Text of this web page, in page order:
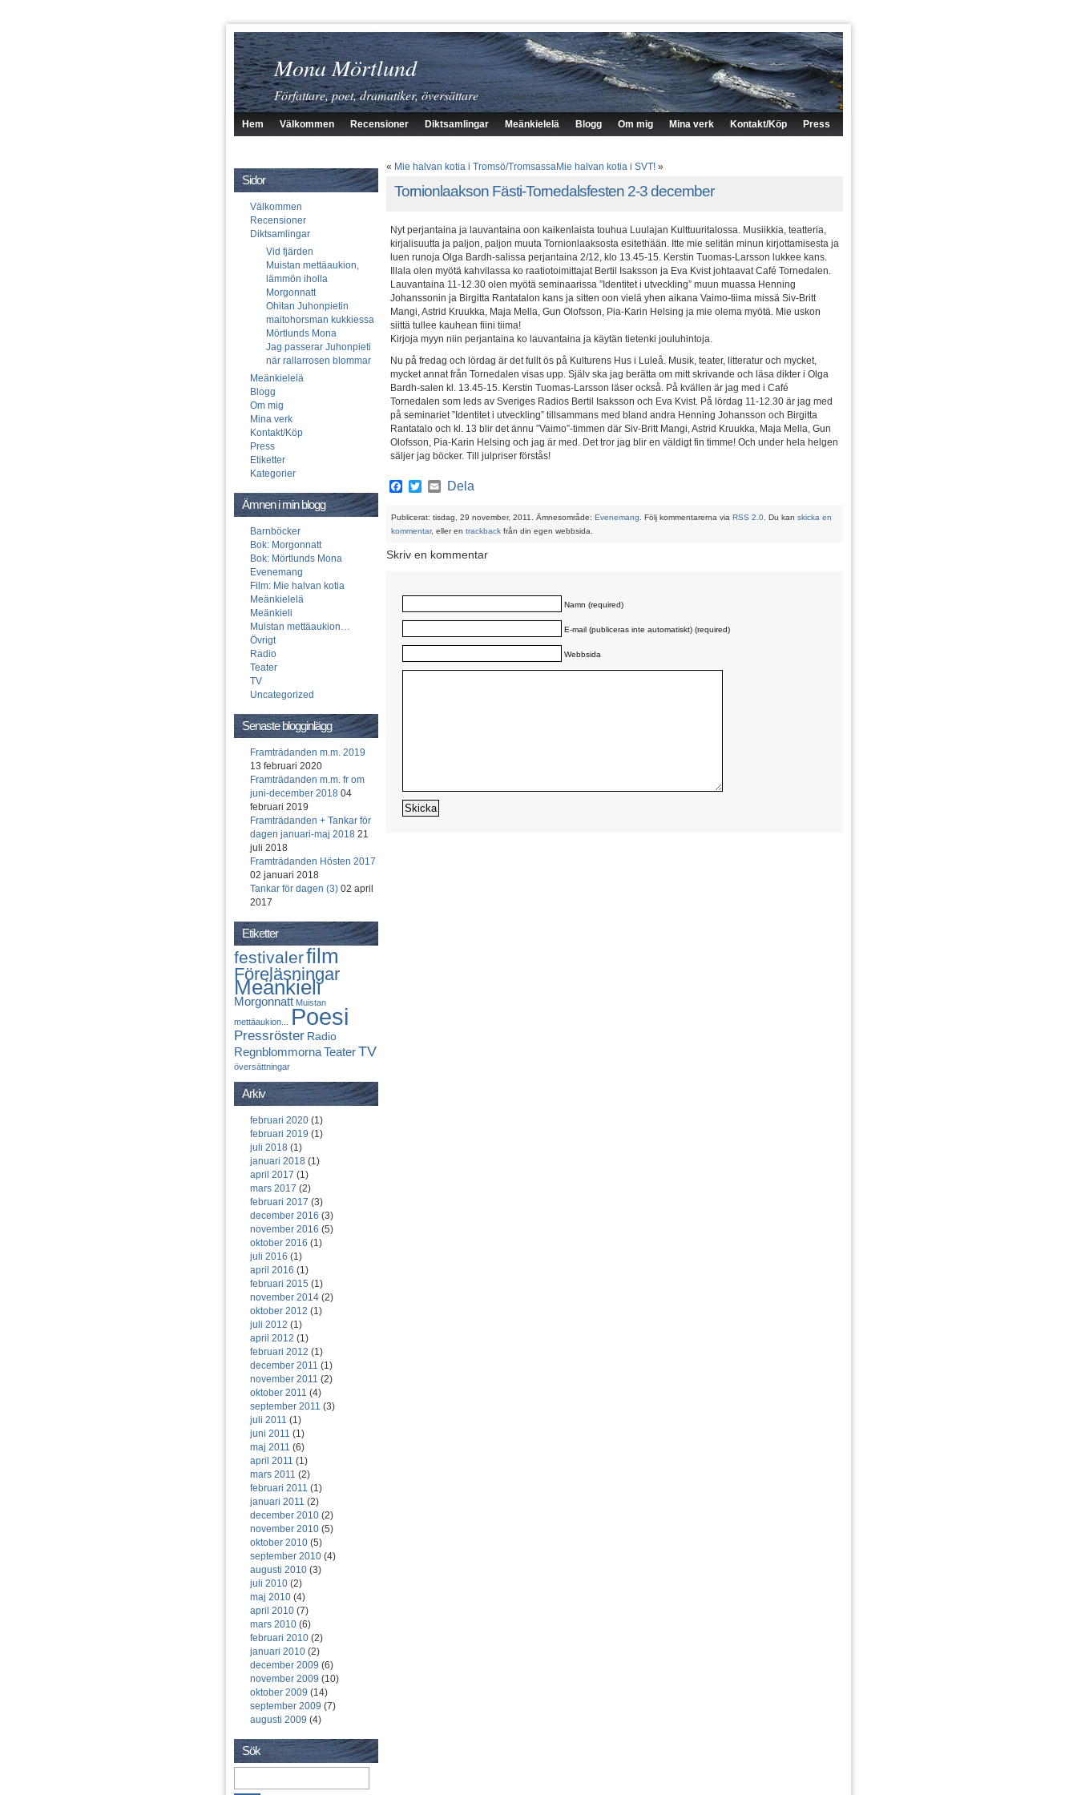
Mona Mörtlund
Författare, poet, dramatiker, översättare
Hem Välkommen Recensioner Diktsamlingar Meänkielelä Blogg Om mig Mina verk Kontakt/Köp Press
« Mie halvan kotia i Tromsö/TromsassaMie halvan kotia i SVT! »
Tornionlaakson Fästi-Tornedalsfesten 2-3 december
Nyt perjantaina ja lauvantaina oon kaikenlaista touhua Luulajan Kulttuuritalossa. Musiikkia, teatteria,
kirjalisuutta ja paljon, paljon muuta Tornionlaaksosta esitethään. Itte mie selitän minun kirjottamisesta ja
luen runoja Olga Bardh-salissa perjantaina 2/12, klo 13.45-15. Kerstin Tuomas-Larsson lukkee kans.
Illala olen myötä kahvilassa ko raatiotoimittajat Bertil Isaksson ja Eva Kvist johtaavat Café Tornedalen.
Lauvantaina 11-12.30 olen myötä seminaarissa ”Identitet i utveckling” muun muassa Henning
Johanssonin ja Birgitta Rantatalon kans ja sitten oon vielä yhen aikana Vaimo-tiima missä Siv-Britt
Mangi, Astrid Kruukka, Maja Mella, Gun Olofsson, Pia-Karin Helsing ja mie olema myötä. Mie uskon
siittä tullee kauhean fiini tiima!
Kirjoja myyn niin perjantaina ko lauvantaina ja käytän tietenki jouluhintoja.
Nu på fredag och lördag är det fullt ös på Kulturens Hus i Luleå. Musik, teater, litteratur och mycket,
mycket annat från Tornedalen visas upp. Själv ska jag berätta om mitt skrivande och läsa dikter i Olga
Bardh-salen kl. 13.45-15. Kerstin Tuomas-Larsson läser också. På kvällen är jag med i Café
Tornedalen som leds av Sveriges Radios Bertil Isaksson och Eva Kvist. På lördag 11-12.30 är jag med
på seminariet ”Identitet i utveckling” tillsammans med bland andra Henning Johansson och Birgitta
Rantatalo och kl. 13 blir det ännu ”Vaimo”-timmen där Siv-Britt Mangi, Astrid Kruukka, Maja Mella, Gun
Olofsson, Pia-Karin Helsing och jag är med. Det tror jag blir en väldigt fin timme! Och under hela helgen
säljer jag böcker. Till julpriser förstås!
Facebook
TwitterEmail
Dela
Publicerat: tisdag, 29 november, 2011. Ämnesområde: Evenemang . Följ kommentarerna via RSS 2.0 . Du kan skicka en
kommentar, eller en trackback från din egen webbsida.
Skriv en kommentar
Namn (required)
E-mail (publiceras inte automatiskt) (required)
Webbsida
Sidor
Välkommen
Recensioner
Diktsamlingar
Vid fjärden
Muistan mettäaukion,
lämmön iholla
Morgonnatt
Ohitan Juhonpietin
maitohorsman kukkiessa
Mörtlunds Mona
Jag passerar Juhonpieti
när rallarrosen blommar
Meänkielelä
Blogg
Om mig
Mina verk
Kontakt/Köp
Press
Etiketter
Kategorier
Ämnen i min blogg
Barnböcker
Bok: Morgonnatt
Bok: Mörtlunds Mona
Evenemang
Film: Mie halvan kotia
Meänkielelä
Meänkieli
Muistan mettäaukion…
Övrigt
Radio
Teater
TV
Uncategorized
Senaste blogginlägg
Framträdanden m.m. 2019
13 februari 2020
Framträdanden m.m. fr om
juni-december 2018 04
februari 2019
Framträdanden + Tankar för
dagen januari-maj 2018 21
juli 2018
Framträdanden Hösten 2017
02 januari 2018
Tankar för dagen (3) 02 april
2017
Etiketter
festivalerfilm
Föreläsningar
Meänkieli
Morgonnatt Muistan
mettäaukion...
Poesi
Pressröster Radio
RegnblommornaTeaterTV
översättningar
Arkiv
februari 2020 (1)
februari 2019 (1)
juli 2018 (1)
januari 2018 (1)
april 2017 (1)
mars 2017 (2)
februari 2017 (3)
december 2016 (3)
november 2016 (5)
oktober 2016 (1)
juli 2016 (1)
april 2016 (1)
februari 2015 (1)
november 2014 (2)
oktober 2012 (1)
juli 2012 (1)
april 2012 (1)
februari 2012 (1)
december 2011 (1)
november 2011 (2)
oktober 2011 (4)
september 2011 (3)
juli 2011 (1)
juni 2011 (1)
maj 2011 (6)
april 2011 (1)
mars 2011 (2)
februari 2011 (1)
januari 2011 (2)
december 2010 (2)
november 2010 (5)
oktober 2010 (5)
september 2010 (4)
augusti 2010 (3)
juli 2010 (2)
maj 2010 (4)
april 2010 (7)
mars 2010 (6)
februari 2010 (2)
januari 2010 (2)
december 2009 (6)
november 2009 (10)
oktober 2009 (14)
september 2009 (7)
augusti 2009 (4)
Sök